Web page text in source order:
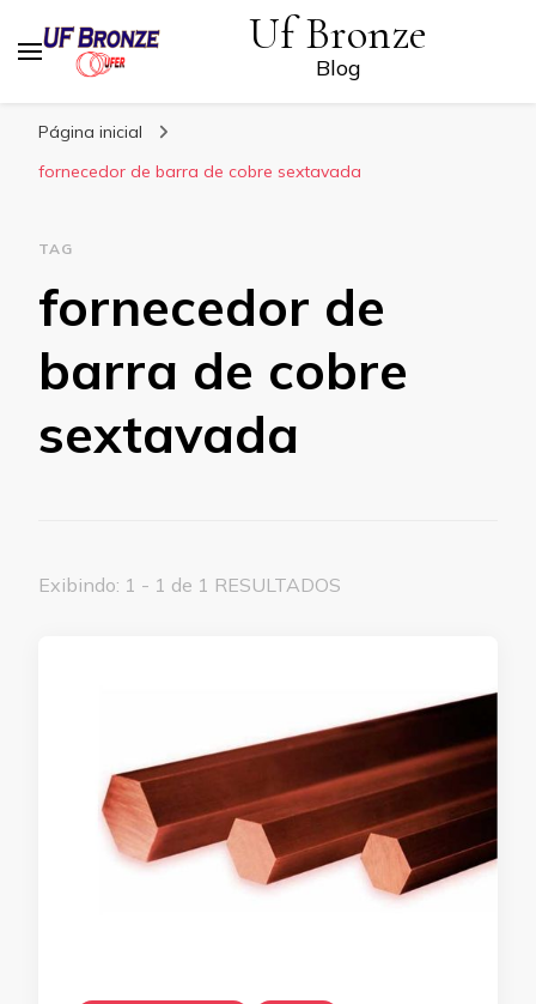
Uf Bronze
Blog
Página inicial
fornecedor de barra de cobre sextavada
TAG
fornecedor de
barra de cobre
sextavada
Exibindo: 1 - 1 de 1 RESULTADOS